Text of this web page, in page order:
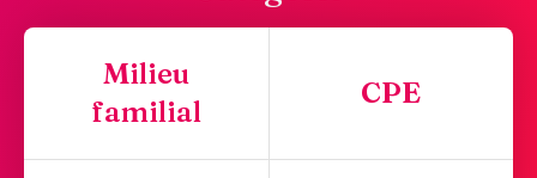
Milieu
familial
CPE